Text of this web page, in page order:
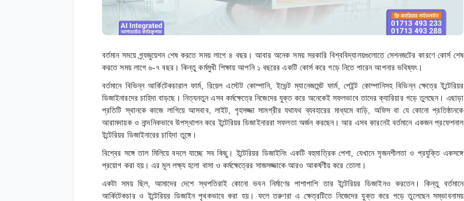
বর্তমান সময়ে গ্র্যজুয়েশন শেষ করতে সময় লাগে ৪ বছর। আবার অনেক সময় সরকারি বিশ্ববিদ্যালয়গুলোতে সেশনজটের কারণে কোর্স শেষ
করতে সময় লাগে ৬-৭ বছর। কিন্তু কর্মমুখী শিক্ষায় আপনি ১ বছরের একটি কোর্স করে গড়ে নিতে পারেন আপনার ভবিষ্যৎ।
বর্তমানে বিভিন্ন আর্কিটেকচারাল ফার্ম, রিয়েল এস্টেট কোম্পানি, ইভেন্ট ম্যানেজমেন্ট ফার্ম, পেইন্ট কোম্পানিসহ বিভিন্ন ক্ষেত্রে ইন্টেরিয়র
ডিজাইনারদের চাহিদা বাড়ছে। নিত্যনতুন এসব কর্মক্ষেত্রে নিজেদের যুক্ত করে অনেকেই সফলভাবে তাদের ক্যারিয়ার গড়ে তুলছেন। এছাড়া
প্রতিটি স্থানকে কাজে লাগিয়ে আসবাব, লাইট, গৃহসজ্জা সামগ্রীর যথাযথ ব্যবহারের মাধ্যমে বাড়ি, অফিস বা যে কোনো প্রতিষ্ঠানকে
আরামদায়ক ও নান্দনিকভাবে উপস্থাপন করে ইন্টেরিয়র ডিজাইনাররা সফলতা অর্জন করছেন। আর এসব কারনেই বর্তমানে একজন প্রফেশনাল
ইন্টেরিয়র ডিজাইনারের চাহিদা তুঙ্গে।
বিশ্বের সঙ্গে তাল মিলিয়ে বদলে যাচ্ছে সব কিছু। ইন্টেরিয়র ডিজাইনিং একটি বহুমাত্রিক পেশা, যেখানে সৃজনশীলতা ও প্রযুক্তি একসঙ্গে
প্রয়োগ করা হয়। এর মূল লক্ষ্য হলো বাসা ও কর্মক্ষেত্রের সাজসজ্জাকে আরও আকর্ষণীয় করে তোলা।
একটা সময় ছিল, আমাদের দেশে স্থপতিরাই কোনো ভবন নির্মাণের পাশাপাশি তার ইন্টেরিয়র ডিজাইনও করতেন। কিন্তু বর্তমানে
আর্কিটেকচার ও ইন্টেরিয়র ডিজাইন পৃথকভাবে করা হয়। ফলে তরুণরা এ ক্ষেত্রটিতে নিজেদের যুক্ত করে গড়ে তুলেছেন সম্ভাবনাময়